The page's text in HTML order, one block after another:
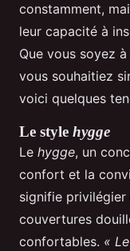
constamment,
leur capacité à
Que vous soyez
vous souhaitiez
voici quelques
Le style hygge
Le hygge, un
confort et la
signifie privilégier
couvertures
confortables. «